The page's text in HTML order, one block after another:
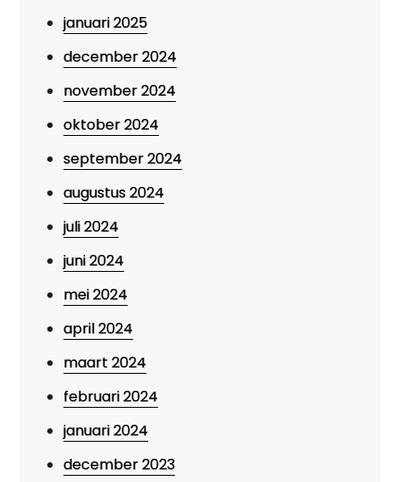
januari 2025
december 2024
november 2024
oktober 2024
september 2024
augustus 2024
juli 2024
juni 2024
mei 2024
april 2024
maart 2024
februari 2024
januari 2024
december 2023